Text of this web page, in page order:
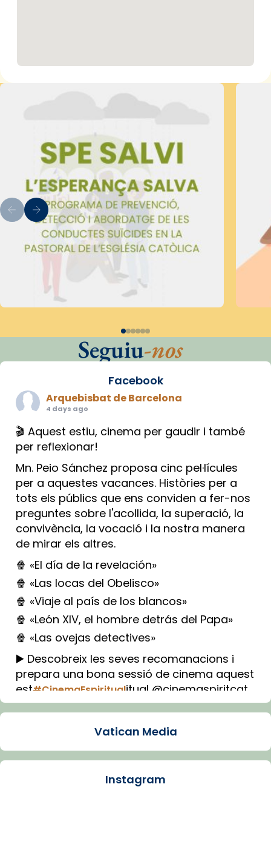
Seguiu-nos
Facebook
Arquebisbat de Barcelona
4 days ago
🎬 Aquest estiu, cinema per gaudir i també
per reflexionar!
Mn. Peio Sánchez proposa cinc pel·lícules
per a aquestes vacances. Històries per a
tots els públics que ens conviden a fer-nos
preguntes sobre l'acollida, la superació, la
convivència, la vocació i la nostra manera
de mirar els altres.
🍿 «El día de la revelación»
🍿 «Las locas del Obelisco»
🍿 «Viaje al país de los blancos»
🍿 «León XIV, el hombre detrás del Papa»
🍿 «Las ovejas detectives»
▶️ Descobreix les seves recomanacions i
prepara una bona sessió de cinema aquest
est#CinemaEspiritualitual @cinemaspiritcat
Imatge: Generada amb IA (OpenAI)
Arquebisbat de Barcelona
Vatican Media
Instagram